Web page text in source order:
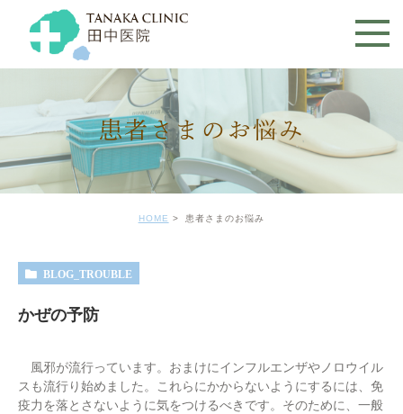
患者さまのお悩み
HOME 患者さまのお悩み
BLOG_TROUBLE
かぜの予防
風邪が流行っています。おまけにインフルエンザやノロウイル
スも流行り始めました。これらにかからないようにするには、免
疫力を落とさないように気をつけるべきです。そのために、一般